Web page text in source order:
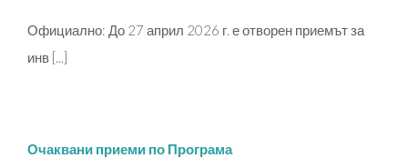
Официално: До 27 април 2026 г. е отворен приемът за
инв [...]
Очаквани приеми по Програма